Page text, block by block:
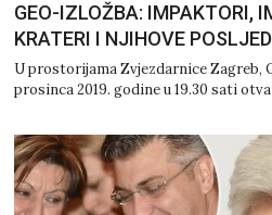
GEO-IZLOŽBA: IMPAKTORI,
KRATERI I NJIHOVE
U prostorijama Zvjezdarnice Zagreb,
prosinca 2019. godine u 19.30 sati